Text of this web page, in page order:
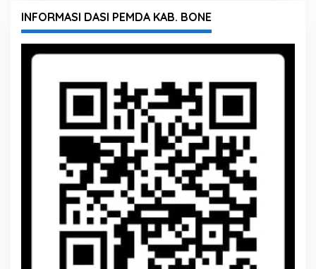
INFORMASI DASI PEMDA KAB. BONE